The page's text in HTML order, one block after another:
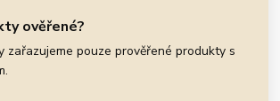
ověřené?
zařazujeme pouze prověřené produkty s